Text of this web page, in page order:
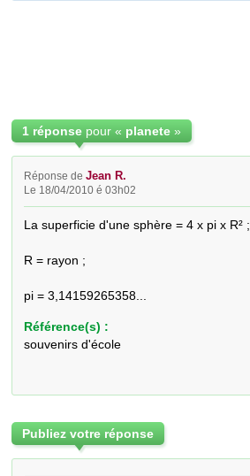
1 réponse pour « planete »
Réponse deJean R.
Le 18/04/2010 é 03h02
La superficie d'une sphère = 4 x pi x R² ;
R = rayon ;
pi = 3,14159265358...
Référence(s) :
souvenirs d'école
Publiez votre réponse